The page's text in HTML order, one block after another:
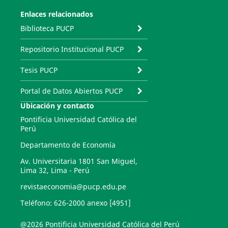
Enlaces relacionados
Biblioteca PUCP
Repositorio Institucional PUCP
Tesis PUCP
Portal de Datos Abiertos PUCP
Ubicación y contacto
Pontificia Universidad Católica del
Perú
Departamento de Economía
Av. Universitaria 1801 San Miguel,
Lima 32, Lima - Perú
revistaeconomia@pucp.edu.pe
Teléfono: 626-2000 anexo [4951]
@2026 Pontificia Universidad Católica del Perú